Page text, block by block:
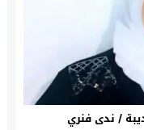
/ ندى فنري